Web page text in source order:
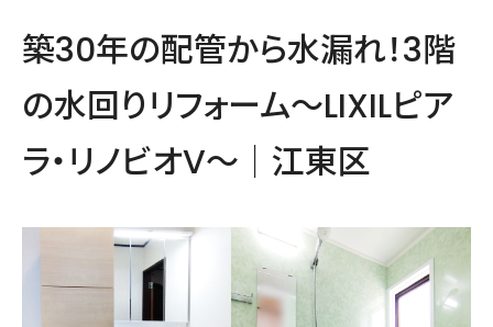
築30年の配管から水漏れ！3階
の水回りリフォーム～LIXILピア
ラ・リノビオV～｜江東区